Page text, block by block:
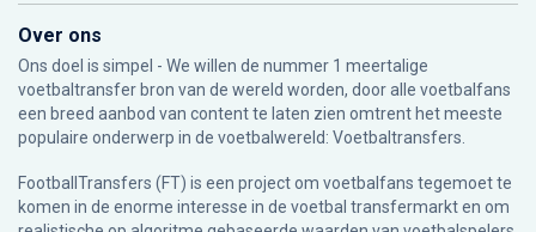
Over ons
Ons doel is simpel - We willen de nummer 1 meertalige
voetbaltransfer bron van de wereld worden, door alle voetbalfans
een breed aanbod van content te laten zien omtrent het meeste
populaire onderwerp in de voetbalwereld: Voetbaltransfers.
FootballTransfers (FT) is een project om voetbalfans tegemoet te
komen in de enorme interesse in de voetbal transfermarkt en om